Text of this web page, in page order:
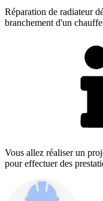
Réparation de radiateur
branchement d'un
Vous allez réaliser un
pour effectuer des